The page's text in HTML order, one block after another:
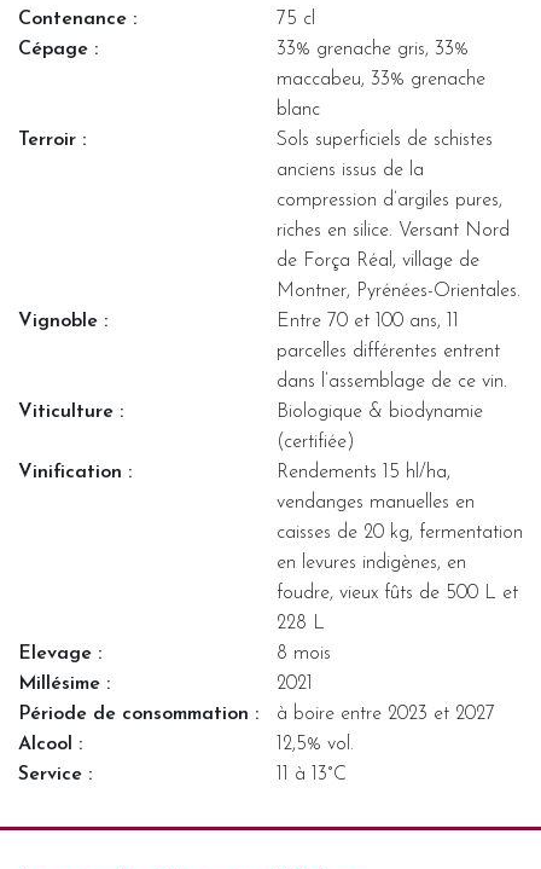
Contenance :
75 cl
Cépage :
33% grenache gris, 33%
maccabeu, 33% grenache
blanc
Terroir :
Sols superficiels de schistes
anciens issus de la
compression d’argiles pures,
riches en silice. Versant Nord
de Força Réal, village de
Montner, Pyrénées-Orientales.
Vignoble :
Entre 70 et 100 ans, 11
parcelles différentes entrent
dans l’assemblage de ce vin.
Viticulture :
Biologique & biodynamie
(certifiée)
Vinification :
Rendements 15 hl/ha,
vendanges manuelles en
caisses de 20 kg, fermentation
en levures indigènes, en
foudre, vieux fûts de 500 L et
228 L
Elevage :
8 mois
Millésime :
2021
Période de consommation :
à boire entre 2023 et 2027
Alcool :
12,5% vol.
Service :
11 à 13°C